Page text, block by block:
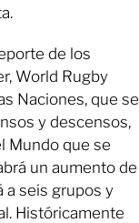
de los
World Rugby
Naciones, que se
y descensos,
Mundo que se
un aumento de
a seis grupos y
Históricamente